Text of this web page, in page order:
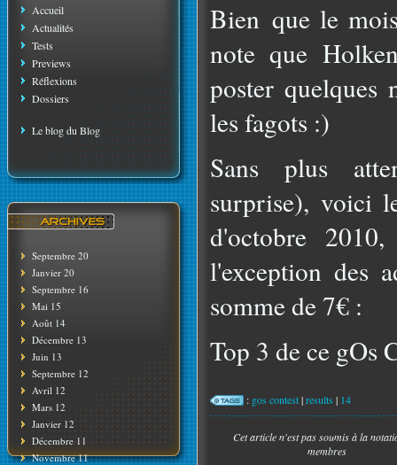
Accueil
Actualités
Tests
Previews
Réflexions
Dossiers
Le blog du Blog
Septembre 20
Janvier 20
Septembre 16
Mai 15
Août 14
Décembre 13
Juin 13
Septembre 12
Avril 12
Mars 12
Janvier 12
Décembre 11
Novembre 11
Bien que le
note que
poster quelques
les fagots :)
Sans plus
surprise), voici
d'octobre
l'exception des
somme de 7€ :
Top 3 de ce gOs
: gos contest|results | 14
Cet article n'est pas soumis à la
membres